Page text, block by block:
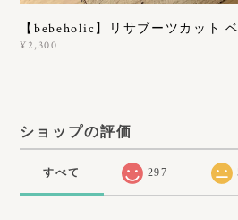
【bebeholic】リサブーツカット
¥2,300
ショップの評価
すべて 297